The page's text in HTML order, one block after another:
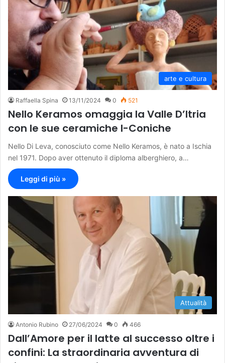
arte e cultura
Raffaella Spina 13/11/2024 0 521
Nello Keramos omaggia la Valle D’Itria
con le sue ceramiche I-Coniche
Nello Di Leva, conosciuto come Nello Keramos, è nato a Ischia
nel 1971. Dopo aver ottenuto il diploma alberghiero, a…
Leggi di più »
Attualità
Antonio Rubino 27/06/2024 0 466
Dall’Amore per il latte al successo oltre i
confini: La straordinaria avventura di